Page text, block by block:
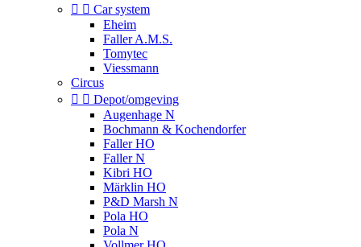
  Car system
Eheim
Faller A.M.S.
Tomytec
Viessmann
Circus
  Depot/omgeving
Augenhage N
Bochmann & Kochendorfer
Faller HO
Faller N
Kibri HO
Märklin HO
P&D Marsh N
Pola HO
Pola N